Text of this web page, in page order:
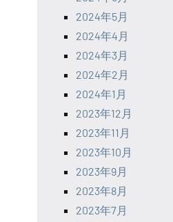
2024年5月
2024年4月
2024年3月
2024年2月
2024年1月
2023年12月
2023年11月
2023年10月
2023年9月
2023年8月
2023年7月